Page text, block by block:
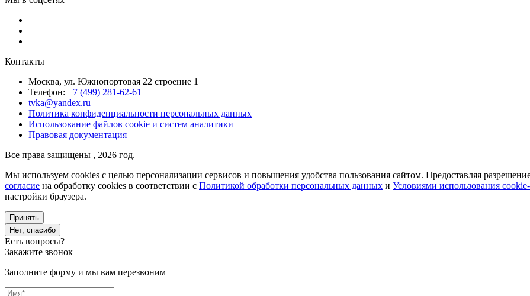
Контакты
Москва, ул. Южнопортовая 22 строение 1
Телефон: +7 (499) 281-62-61
tvka@yandex.ru
Политика конфиденциальности персональных данных
Использование файлов cookie и систем аналитики
Правовая документация
Все права защищены , 2026 год.
Мы используем cookies с целью персонализации сервисов и повышения удобства пользования сайтом. Предоставляя
согласие на обработку cookies в соответствии с Политикой обработки персональных данных и Условиями использования
настройки браузера.
Принять
Нет, спасибо
Есть вопросы?
Закажите звонок
Заполните форму и мы вам перезвоним